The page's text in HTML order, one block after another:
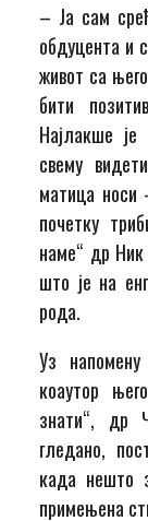
– Ја сам
обдуцента и
живот са
бити
Најлакше
свему
матица носи
почетку
наме“ др Ник
што је на
рода.
Уз
коаутор
знати“, др
гледано,
када нешто
примењена